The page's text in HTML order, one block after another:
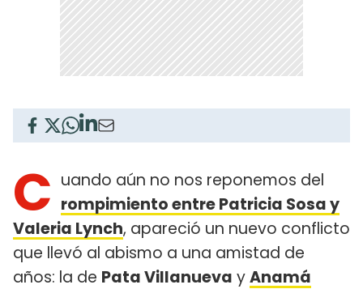
C uando aún no nos reponemos del
rompimiento entre Patricia Sosa y
Valeria Lynch, apareció un nuevo conflicto
que llevó al abismo a una amistad de
años: la de Pata Villanueva yAnamá